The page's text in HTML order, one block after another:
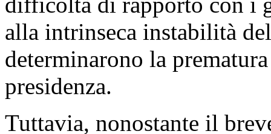
alla intrinseca instabilità
determinarono la
presidenza.
Tuttavia, nonostante il